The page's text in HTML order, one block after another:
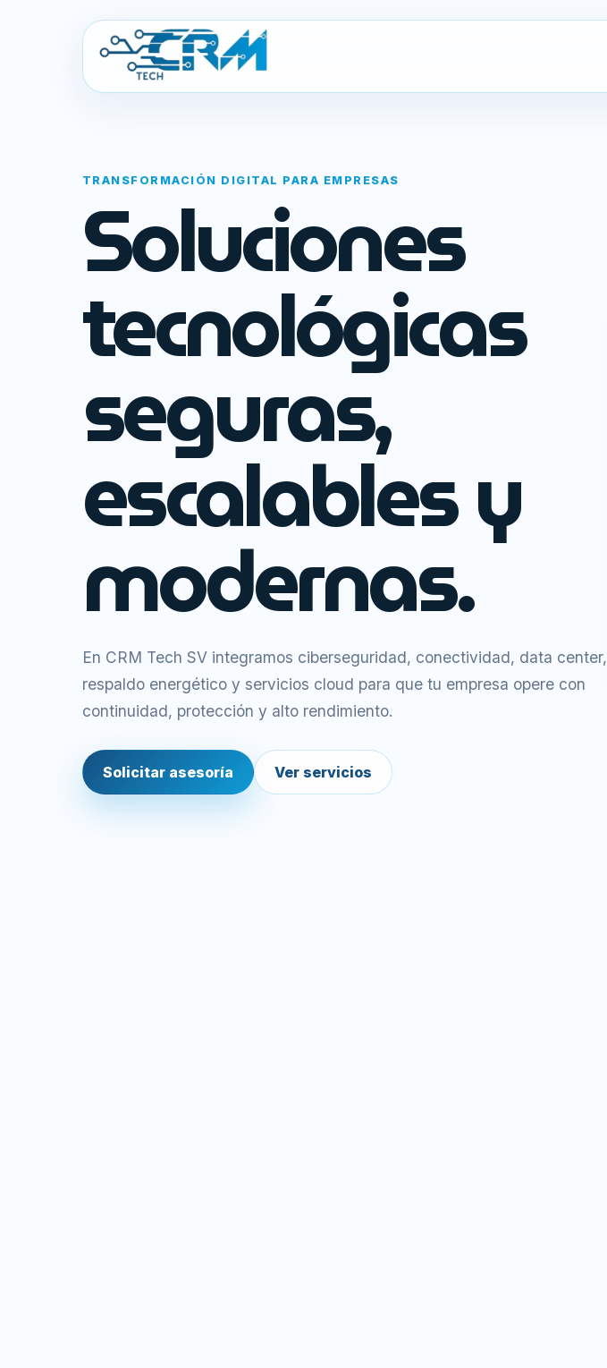
TRANSFORMACIÓN DIGITAL PARA EMPRESAS
Soluciones
tecnológicas
seguras,
escalables y
modernas.
En CRM Tech SV integramos ciberseguridad, conectividad, data center,
respaldo energético y servicios cloud para que tu empresa opere con
continuidad, protección y alto rendimiento.
Solicitar asesoría Ver servicios